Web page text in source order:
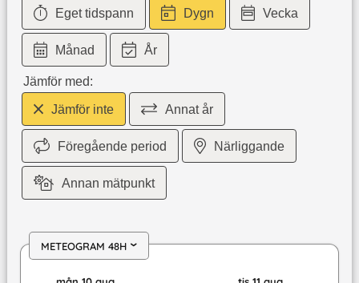
Eget tidspann Dygn Vecka
Månad År
Jämför med:
Jämför inte Annat år
Föregående period Närliggande
Annan mätpunkt
METEOGRAM 48H ›
mån 10 aug: 19,2 till 15,5 grader: ingen nederbörd: upp